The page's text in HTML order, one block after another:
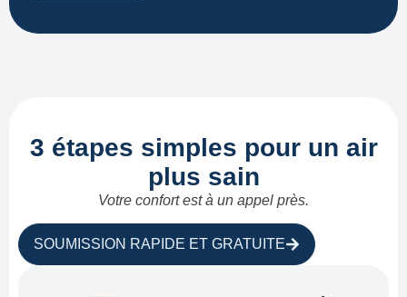
3 étapes simples pour un air
plus sain
Votre confort est à un appel près.
SOUMISSION RAPIDE ET GRATUITE